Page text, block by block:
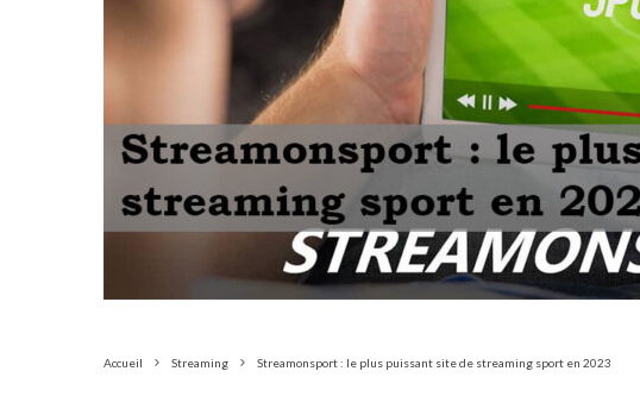
Accueil Streaming Streamonsport : le plus puissant site de streaming sport en 2023